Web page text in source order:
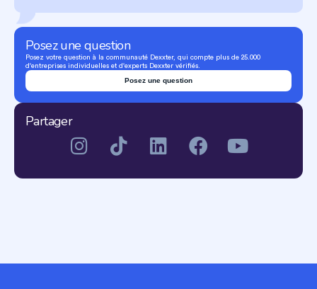
Posez une question
Posez votre question à la communauté Dexxter, qui compte plus de 25.000
d'entreprises individuelles et d'experts Dexxter vérifiés.
Posez une question
Partager